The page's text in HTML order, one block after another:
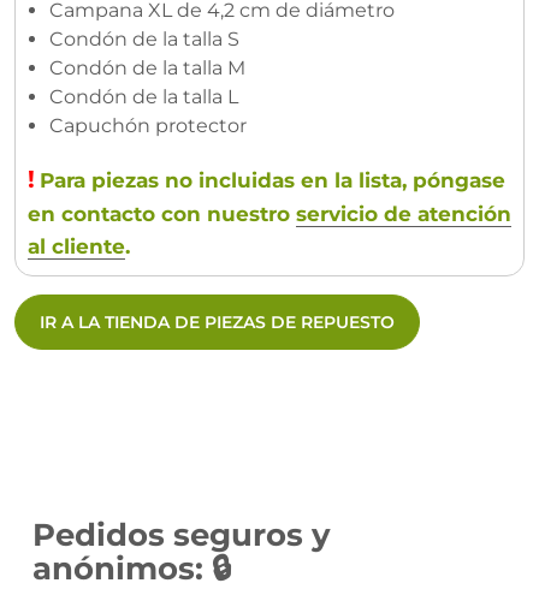
Campana XL de 4,2 cm de diámetro
Condón de la talla S
Condón de la talla M
Condón de la talla L
Capuchón protector
! Para piezas no incluidas en la lista, póngase
en contacto con nuestro servicio de atención
al cliente.
IR A LA TIENDA DE PIEZAS DE REPUESTO
Pedidos seguros y
anónimos: 🔒